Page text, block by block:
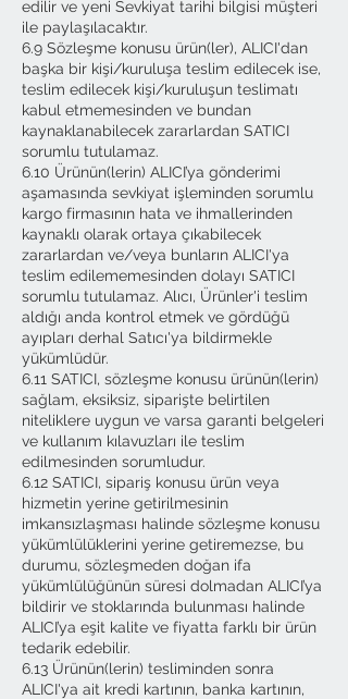
edilir ve yeni Sevkiyat tarihi bilgisi müşteri
ile paylaşılacaktır.
6.9 Sözleşme konusu ürün(ler), ALICI'dan
başka bir kişi/kuruluşa teslim edilecek ise,
teslim edilecek kişi/kuruluşun teslimatı
kabul etmemesinden ve bundan
kaynaklanabilecek zararlardan SATICI
sorumlu tutulamaz.
6.10 Ürünün(lerin) ALICI’ya gönderimi
aşamasında sevkiyat işleminden sorumlu
kargo firmasının hata ve ihmallerinden
kaynaklı olarak ortaya çıkabilecek
zararlardan ve/veya bunların ALICI'ya
teslim edilememesinden dolayı SATICI
sorumlu tutulamaz. Alıcı, Ürünler'i teslim
aldığı anda kontrol etmek ve gördüğü
ayıpları derhal Satıcı'ya bildirmekle
yükümlüdür.
6.11 SATICI, sözleşme konusu ürünün(lerin)
sağlam, eksiksiz, siparişte belirtilen
niteliklere uygun ve varsa garanti belgeleri
ve kullanım kılavuzları ile teslim
edilmesinden sorumludur.
6.12 SATICI, sipariş konusu ürün veya
hizmetin yerine getirilmesinin
imkansızlaşması halinde sözleşme konusu
yükümlülüklerini yerine getiremezse, bu
durumu, sözleşmeden doğan ifa
yükümlülüğünün süresi dolmadan ALICI’ya
bildirir ve stoklarında bulunması halinde
ALICI’ya eşit kalite ve fiyatta farklı bir ürün
tedarik edebilir.
6.13 Ürünün(lerin) tesliminden sonra
ALICI'ya ait kredi kartının, banka kartının,